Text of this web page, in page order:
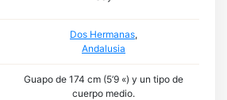
Dos Hermanas,
Andalusia
Guapo de 174 cm (5’9 «) y un tipo de
cuerpo medio.